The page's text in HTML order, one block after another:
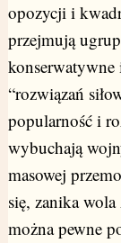
opozycji i
przejmują
konserwatywne
“rozwiązań
popularność i
wybuchają
masowej
się, zanika
można pewne